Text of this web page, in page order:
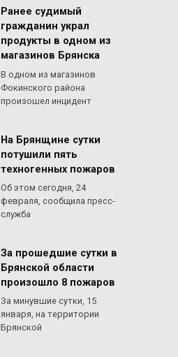
Ранее судимый
гражданин украл
продукты в одном из
магазинов Брянска
В одном из магазинов
Фокинского района
произошел инцидент
На Брянщине сутки
потушили пять
техногенных пожаров
Об этом сегодня, 24
февраля, сообщила пресс-
служба
За прошедшие сутки в
Брянской области
произошло 8 пожаров
За минувшие сутки, 15
января, на территории
Брянской